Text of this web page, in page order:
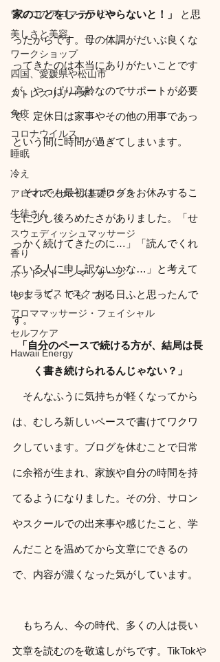
ワンコのアロマテラピー
美しさと美容
ワークショップ
四国、愛媛県や松山市
ストレスリリース
免疫
コロナウイルス
睡眠
冷え
アロママッサージ基礎クラス
生徒さん
スウェディッシュマッサージ
香り
ホットストーンマッサージ
taeセラピストスクール
アロママッサージ・フェイシャル
セルフケア
Hawaii Energy
家のことをしっかりやらないと！」 と思
ったからです。母の体調がだいぶ良くな
ってきたのは本当にありがたいことです
が、やっぱり高齢なのでサポートが必要
で、定休日は家事やその他の用事であっ
という間に時間が過ぎてしまいます。
それでも最初はブログをお休みするこ
とに少し後ろめたさがありました。「せ
っかく続けてきたのに…」「読んでくれ
ている人に申し訳ないかな…」と考えて
しまって。でも、ある日ふと思ったんで
す。
「自分のペースで続ける方が、結局は長
く書き続けられるんじゃない？」
そんなふうに気持ちが軽くなってから
は、むしろ新しいペースで書けてワクワ
クしています。ブログを休むことで日常
に余裕が生まれ、家族や自分の時間を持
てるようになりました。その分、サロン
やスクールでの出来事や感じたこと、学
んだことを温めてから文章にできるの
で、内容が濃くなった気がしています。
もちろん、今の時代、多くの人は長い
文章を読むのを敬遠しがちです。TikTokや